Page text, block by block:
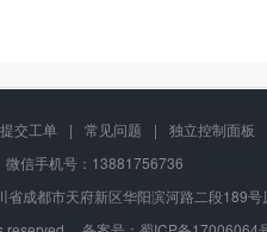
提交工单 | 常见问题 |
独立控制面板
信手机号：13881756736
成都市天府新区华阳滨河路二段189号